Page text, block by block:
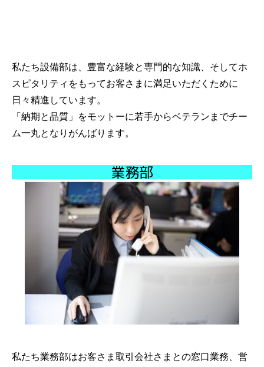
私たち設備部は、豊富な経験と専門的な知識、そしてホ
スピタリティをもってお客さまに満足いただくために
日々精進しています。
「納期と品質」をモットーに若手からベテランまでチー
ム一丸となりがんばります。
業務部
私たち業務部はお客さま取引会社さまとの窓口業務、営